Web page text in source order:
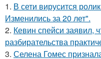
1. В сети вирусится
Изменились за 20 лет".
2. Кевин спейси заявил,
разбирательства
3. Селена Гомес